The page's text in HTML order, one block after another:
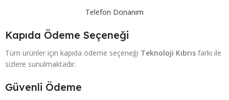
Telefon Donanım
Kapıda Ödeme Seçeneği
Tüm ürünler için kapıda ödeme seçeneği Teknoloji Kıbrıs farkı ile
sizlere sunulmaktadır.
Güvenli Ödeme